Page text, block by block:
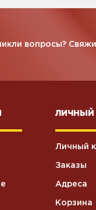
вопросы?
ЛИЧНЫЙ
Личный
Заказы
Адреса
Корзина